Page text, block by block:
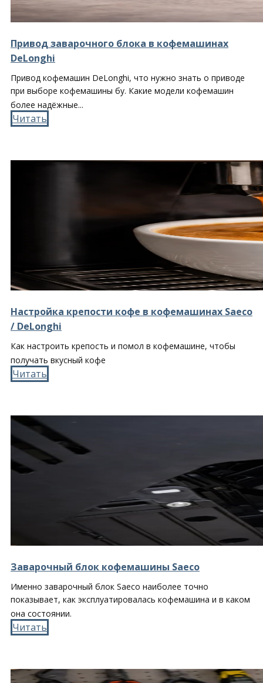
Привод заварочного блока в кофемашинах
DeLonghi
Привод кофемашин DeLonghi, что нужно знать о приводе
при выборе кофемашины бу. Какие модели кофемашин
более надёжные...
Читать​
Настройка крепости кофе в кофемашинах Saeco
/ DeLonghi
Как настроить крепость и помол в кофемашине, чтобы
получать вкусный кофе
Читать​
Заварочный блок кофемашины Saeco
Именно заварочный блок Saeco наиболее точно
показывает, как эксплуатировалась кофемашина и в каком
она состоянии.
Читать​